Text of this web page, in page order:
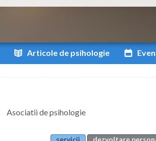
Articole de psihologie
Asociatii de psihologie
servicii
dezvoltare